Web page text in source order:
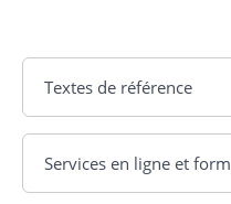
Textes de référence
Services en ligne et